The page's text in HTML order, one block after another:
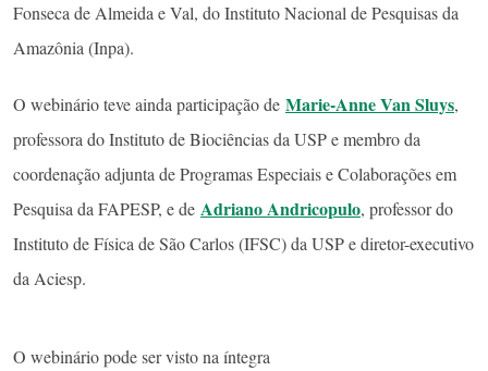
Fonseca de Almeida e Val, do Instituto Nacional de Pesquisas da
Amazônia (Inpa).
O webinário teve ainda participação de Marie-Anne Van Sluys,
professora do Instituto de Biociências da USP e membro da
coordenação adjunta de Programas Especiais e Colaborações em
Pesquisa da FAPESP, e de Adriano Andricopulo, professor do
Instituto de Física de São Carlos (IFSC) da USP e diretor-executivo
da Aciesp.
O webinário pode ser visto na íntegra